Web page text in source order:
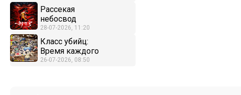
Рассекая
небосвод
28-07-2026, 11:20
Класс убийц:
Время каждого
26-07-2026, 08:50